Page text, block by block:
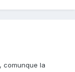
comunque la